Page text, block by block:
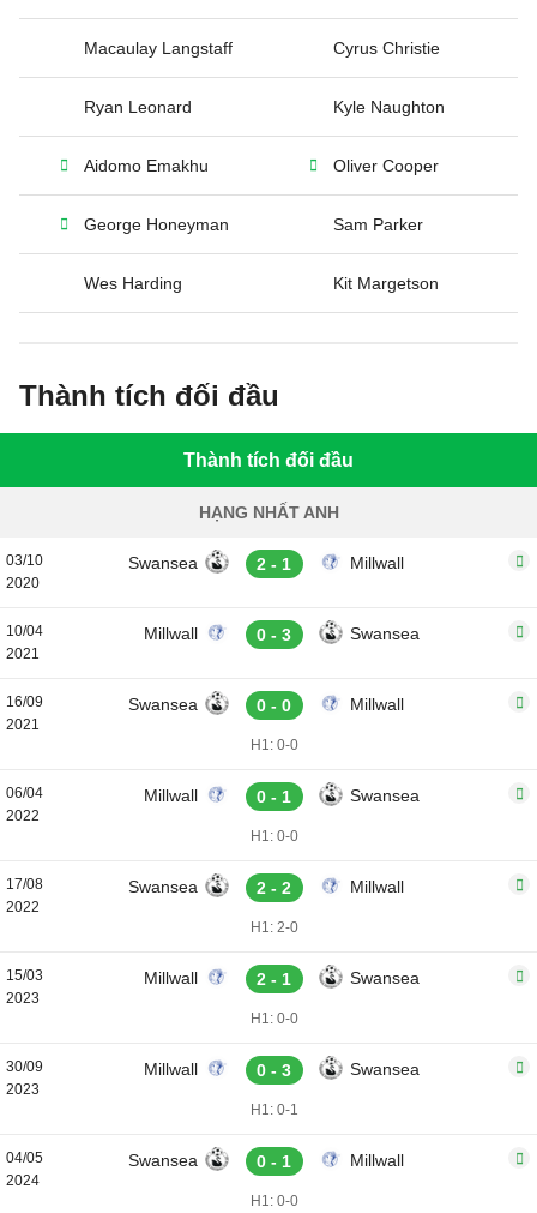
Macaulay Langstaff Cyrus Christie
Ryan Leonard Kyle Naughton
Aidomo Emakhu Oliver Cooper
George Honeyman Sam Parker
Wes Harding Kit Margetson
Thành tích đối đầu
Thành tích đối đầu
HẠNG NHẤT ANH
03/10
2020
Swansea 2 - 1 Millwall
10/04
2021
Millwall 0 - 3 Swansea
16/09
2021
Swansea 0 - 0 Millwall
H1: 0-0
06/04
2022
Millwall 0 - 1 Swansea
H1: 0-0
17/08
2022
Swansea 2 - 2 Millwall
H1: 2-0
15/03
2023
Millwall 2 - 1 Swansea
H1: 0-0
30/09
2023
Millwall 0 - 3 Swansea
H1: 0-1
04/05
2024
Swansea 0 - 1 Millwall
H1: 0-0